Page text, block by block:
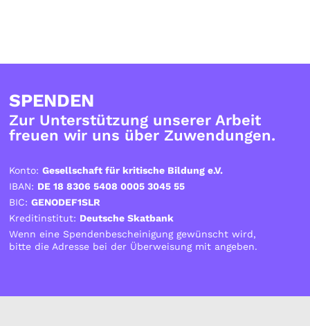
SPENDEN
Zur Unterstützung unserer Arbeit
freuen wir uns über Zuwendungen.
Konto:Gesellschaft für kritische Bildung e.V.
IBAN: DE 18 8306 5408 0005 3045 55
BIC:GENODEF1SLR
Kreditinstitut: Deutsche Skatbank
Wenn eine Spendenbescheinigung gewünscht wird,
bitte die Adresse bei der Überweisung mit angeben.